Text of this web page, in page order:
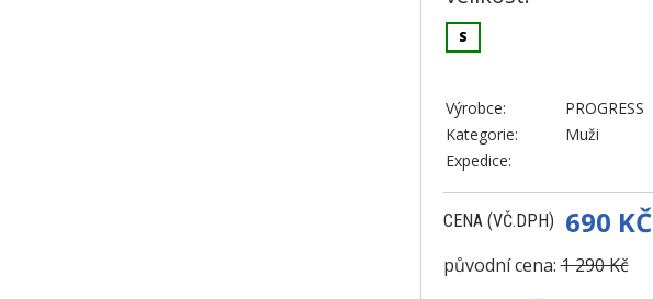
S
Výrobce:
PROGRESS
Kategorie:
Muži
Expedice:
CENA (VČ.DPH) 690 KČ
původní cena:1 290 Kč